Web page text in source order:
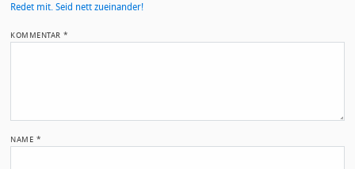
Redet mit. Seid nett zueinander!
KOMMENTAR*
NAME *